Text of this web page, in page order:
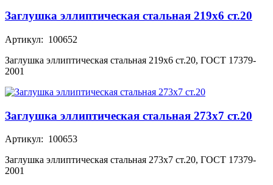
Заглушка эллиптическая стальная 219х6 ст.20
Артикул: 100652
Заглушка эллиптическая стальная 219х6 ст.20, ГОСТ 17379-
2001
Заглушка эллиптическая стальная 273х7 ст.20
Артикул: 100653
Заглушка эллиптическая стальная 273х7 ст.20, ГОСТ 17379-
2001